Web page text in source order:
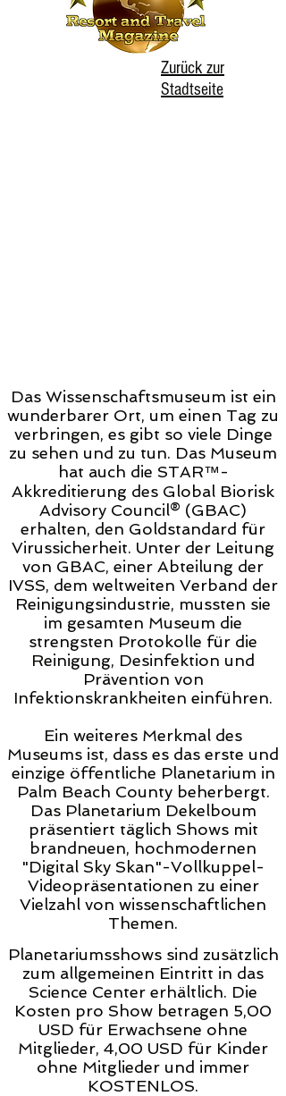
Zurück zur
Stadtseite
Das Wissenschaftsmuseum ist ein
wunderbarer Ort, um einen Tag zu
verbringen, es gibt so viele Dinge
zu sehen und zu tun. Das Museum
hat auch die STAR™-
Akkreditierung des Global Biorisk
Advisory Council® (GBAC)
erhalten, den Goldstandard für
Virussicherheit. Unter der Leitung
von GBAC, einer Abteilung der
IVSS, dem weltweiten Verband der
Reinigungsindustrie, mussten sie
im gesamten Museum die
strengsten Protokolle für die
Reinigung, Desinfektion und
Prävention von
Infektionskrankheiten einführen.
Ein weiteres Merkmal des
Museums ist, dass es das erste und
einzige öffentliche Planetarium in
Palm Beach County beherbergt.
Das Planetarium Dekelboum
präsentiert täglich Shows mit
brandneuen, hochmodernen
"Digital Sky Skan"-Vollkuppel-
Videopräsentationen zu einer
Vielzahl von wissenschaftlichen
Themen.
Planetariumsshows sind zusätzlich
zum allgemeinen Eintritt in das
Science Center erhältlich. Die
Kosten pro Show betragen 5,00
USD für Erwachsene ohne
Mitglieder, 4,00 USD für Kinder
ohne Mitglieder und immer
KOSTENLOS.